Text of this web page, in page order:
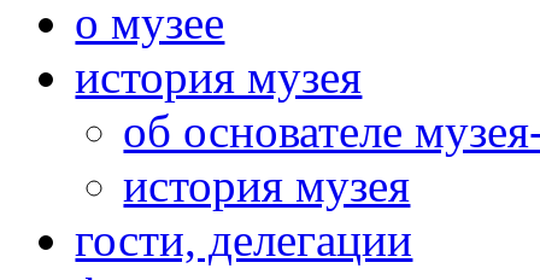
о музее
история музея
об основателе
история музея
гости, делегации